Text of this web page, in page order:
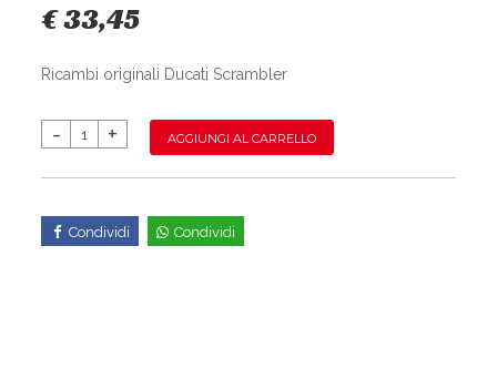
€ 33,45
Ricambi originali Ducati Scrambler
AGGIUNGI AL CARRELLO
Condividi Condividi